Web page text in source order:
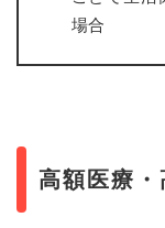
場合
高額医療